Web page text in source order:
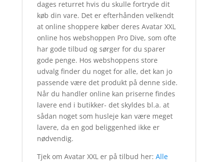
dages returret hvis du skulle fortryde dit
køb din vare. Det er efterhånden velkendt
at online shoppere køber deres Avatar XXL
online hos webshoppen Pro Dive, som ofte
har gode tilbud og sørger for du sparer
gode penge. Hos webshoppens store
udvalg finder du noget for alle, det kan jo
passende være det produkt på denne side.
Når du handler online kan priserne findes
lavere end i butikker- det skyldes bl.a. at
sådan noget som husleje kan være meget
lavere, da en god beliggenhed ikke er
nødvendig.
Tjek om Avatar XXL er på tilbud her: Alle